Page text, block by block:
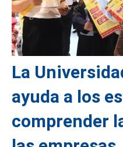
La
ayuda a los
comprender